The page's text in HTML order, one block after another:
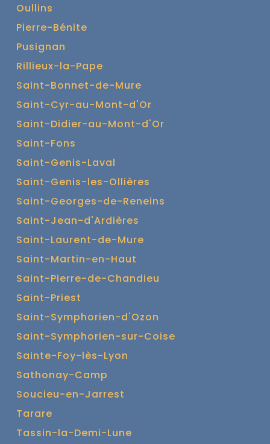
Oullins
Pierre-Bénite
Pusignan
Rillieux-la-Pape
Saint-Bonnet-de-Mure
Saint-Cyr-au-Mont-d'Or
Saint-Didier-au-Mont-d'Or
Saint-Fons
Saint-Genis-Laval
Saint-Genis-les-Ollières
Saint-Georges-de-Reneins
Saint-Jean-d'Ardières
Saint-Laurent-de-Mure
Saint-Martin-en-Haut
Saint-Pierre-de-Chandieu
Saint-Priest
Saint-Symphorien-d'Ozon
Saint-Symphorien-sur-Coise
Sainte-Foy-lès-Lyon
Sathonay-Camp
Soucieu-en-Jarrest
Tarare
Tassin-la-Demi-Lune